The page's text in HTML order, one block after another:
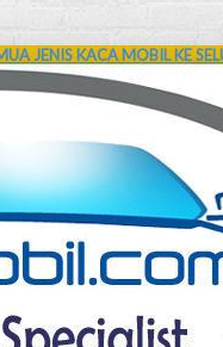
JENIS KACA MOBIL KE